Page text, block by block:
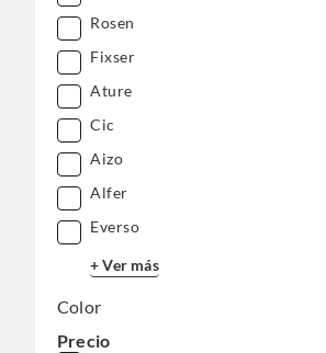
Rosen
Fixser
Ature
Cic
Aizo
Alfer
Everso
+ Ver más
Color
Precio